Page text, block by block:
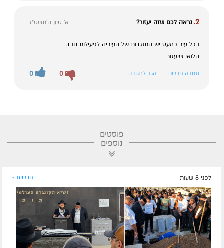
2. נראה לכם שזה יעזור? א' סיון ה׳תשס״ז
בכל עיר כמעט יש התנגדות של העיריה לפעילות חבד.
הלואי שיעזור
תגובה חדשה הגב לתגובה 0 0
פוסטים
נוספים
לפני 8 שעות חדשות »